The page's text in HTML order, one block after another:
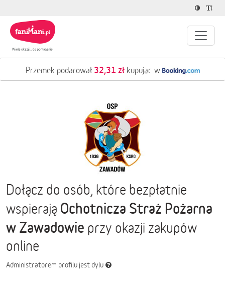
Przemek podarował 32,31 złkupując w
Dołącz do osób, które bezpłatnie
wspierają Ochotnicza Straż Pożarna
w Zawadowie przy okazji zakupów
online
Administratorem profilu jest dylu